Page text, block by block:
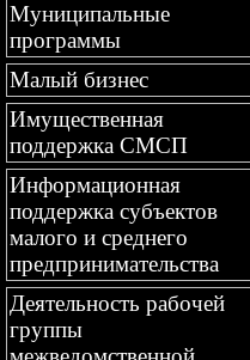
Муниципальные
программы
Малый бизнес
Имущественная
поддержка СМСП
Информационная
поддержка субъектов
малого и среднего
предпринимательства
Деятельность рабочей
группы